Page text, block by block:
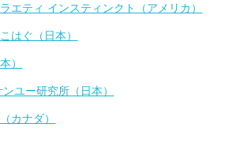
エティ インスティンクト（アメリカ）
はぐ（日本）
）
ユー研究所（日本）
カナダ）